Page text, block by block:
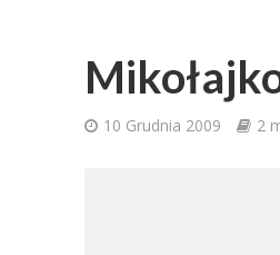
10 Grudnia 2009 2